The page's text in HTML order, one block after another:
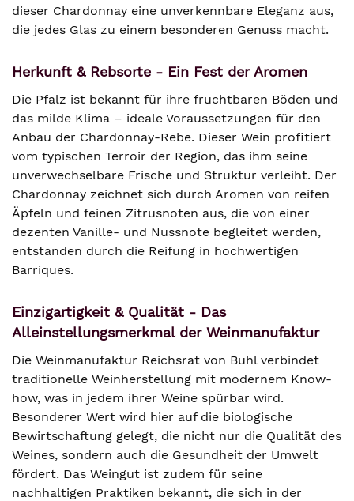
dieser Chardonnay eine unverkennbare Eleganz aus,
die jedes Glas zu einem besonderen Genuss macht.
Herkunft & Rebsorte - Ein Fest der Aromen
Die Pfalz ist bekannt für ihre fruchtbaren Böden und
das milde Klima – ideale Voraussetzungen für den
Anbau der Chardonnay-Rebe. Dieser Wein profitiert
vom typischen Terroir der Region, das ihm seine
unverwechselbare Frische und Struktur verleiht. Der
Chardonnay zeichnet sich durch Aromen von reifen
Äpfeln und feinen Zitrusnoten aus, die von einer
dezenten Vanille- und Nussnote begleitet werden,
entstanden durch die Reifung in hochwertigen
Barriques.
Einzigartigkeit & Qualität - Das
Alleinstellungsmerkmal der Weinmanufaktur
Die Weinmanufaktur Reichsrat von Buhl verbindet
traditionelle Weinherstellung mit modernem Know-
how, was in jedem ihrer Weine spürbar wird.
Besonderer Wert wird hier auf die biologische
Bewirtschaftung gelegt, die nicht nur die Qualität des
Weines, sondern auch die Gesundheit der Umwelt
fördert. Das Weingut ist zudem für seine
nachhaltigen Praktiken bekannt, die sich in der